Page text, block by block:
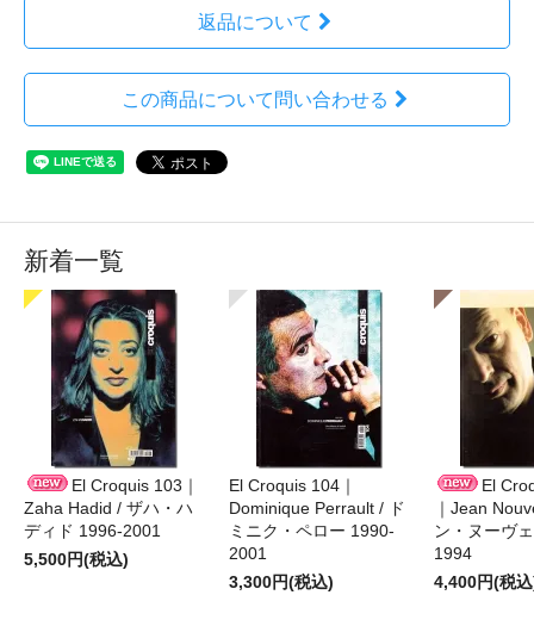
返品について
この商品について問い合わせる
新着一覧
El Croquis 103｜
Zaha Hadid / ザハ・ハ
ディド 1996-2001
5,500円(税込)
El Croquis 104｜
Dominique Perrault / ド
ミニク・ペロー 1990-
2001
3,300円(税込)
El
｜Jean
ン・ヌーヴ
1994
4,400円(税